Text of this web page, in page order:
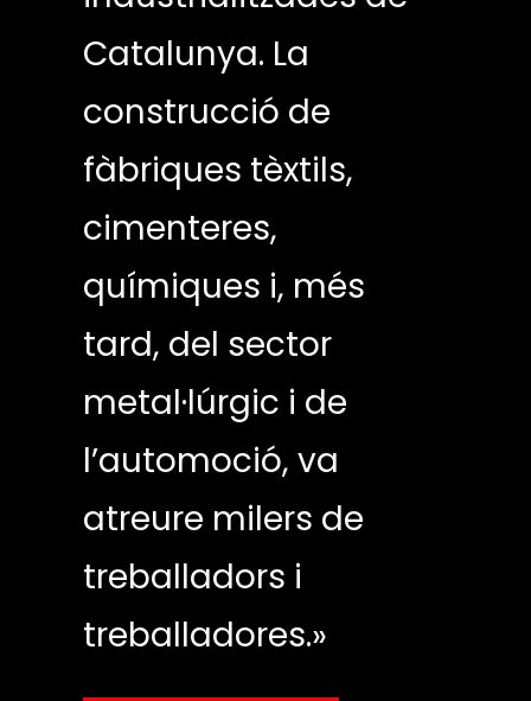
Catalunya. La
construcció de
fàbriques tèxtils,
cimenteres,
químiques i, més
tard, del sector
metal·lúrgic i de
l’automoció, va
atreure milers de
treballadors i
treballadores.»